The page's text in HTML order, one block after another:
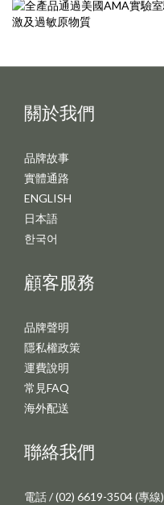
關於我們
品牌故事
實體通路
ENGLISH
日本語
한국어
顧客服務
品牌聲明
隱私權政策
運費說明
常見FAQ
海外配送
聯絡我們
電話 / (02) 6619-3504 (專線)